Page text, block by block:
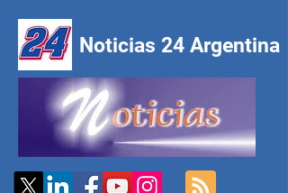
Noticias 24 Argentina